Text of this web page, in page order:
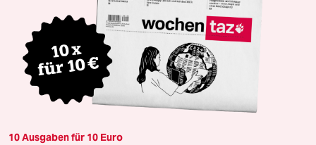
10 Ausgaben für 10 Euro